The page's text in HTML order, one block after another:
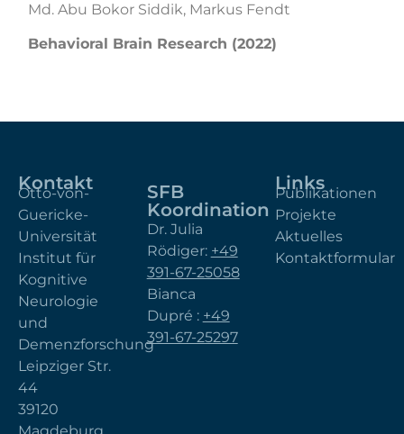
Md. Abu Bokor Siddik, Markus Fendt
Behavioral Brain Research (2022)
Kontakt
Otto-von-
Guericke-
Universität
Institut für
Kognitive
Neurologie
und
Demenzforschung
Leipziger Str.
44
39120
SFB
Koordination
Dr. Julia
Rödiger: +49
391-67-25058
Bianca
Dupré : +49
391-67-25297
Links
Publikationen
Projekte
Aktuelles
Kontaktformular